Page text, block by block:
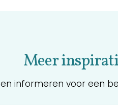
Meer
informeren voor een